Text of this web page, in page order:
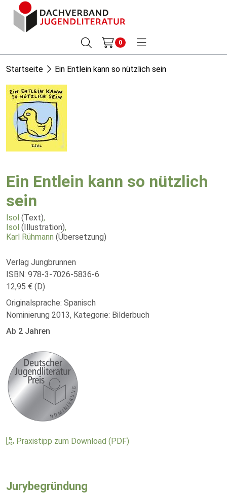
0
Startseite Ein Entlein kann so nützlich sein
Ein Entlein kann so nützlich
sein
Isol (Text),
Isol (Illustration),
Karl Rühmann (Übersetzung)
Verlag Jungbrunnen
ISBN: 978-3-7026-5836-6
12,95 € (D)
Originalsprache: Spanisch
Nominierung 2013, Kategorie: Bilderbuch
Ab 2 Jahren
Praxistipp zum Download (PDF)
Jurybegründung